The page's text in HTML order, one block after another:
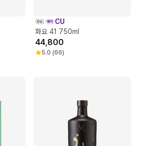
CU
화요 41 750ml
44,800
5.0 (66)